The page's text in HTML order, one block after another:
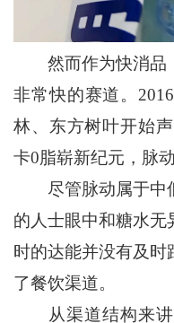
然而作为快消品
非常快的赛道。
林、东方树叶开始
卡0脂崭新纪元，脉
尽管脉动属于中
的人士眼中和糖水无
时的达能并没有及时
了餐饮渠道。
从渠道结构来讲